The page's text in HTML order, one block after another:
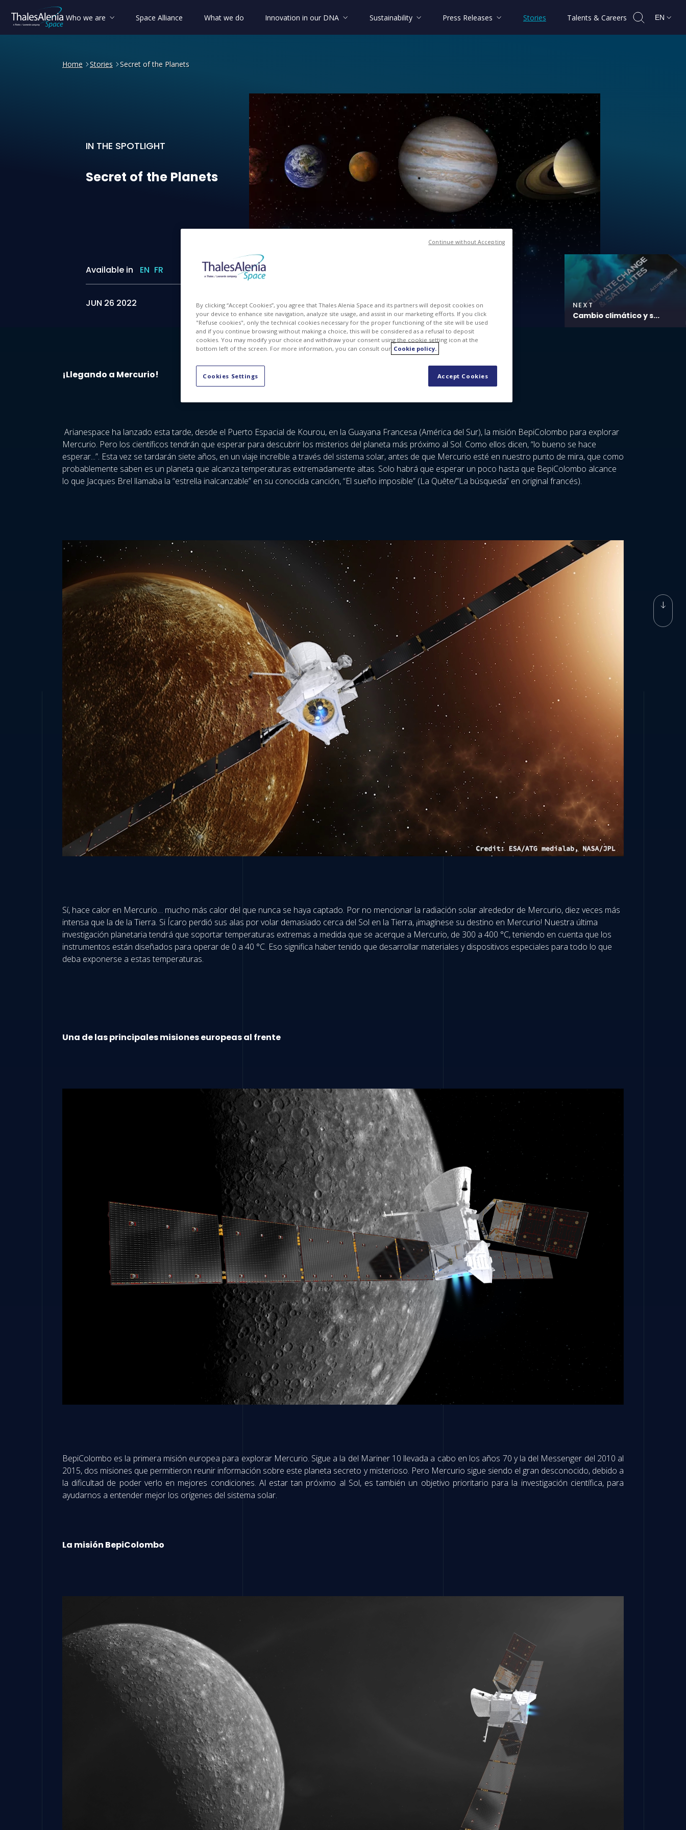
Who we are Space Alliance What we do Innovation in our DNA Sustainability Press Releases Stories Talents & Careers EN
Home Stories Secret of the Planets
IN THE SPOTLIGHT
Secret of the Planets
Secret of the Planets
Available in EN FR
JUN 26 2022 NEXT
Cambio climático y s...
¡Llegando a Mercurio!
Arianespace ha lanzado esta tarde, desde el Puerto Espacial de Kourou, en la Guayana Francesa (América del Sur), la misión BepiColombo para explorar
Mercurio. Pero los científicos tendrán que esperar para descubrir los misterios del planeta más próximo al Sol. Como ellos dicen, “lo bueno se hace
esperar...”. Esta vez se tardarán siete años, en un viaje increíble a través del sistema solar, antes de que Mercurio esté en nuestro punto de mira, que como
probablemente saben es un planeta que alcanza temperaturas extremadamente altas. Solo habrá que esperar un poco hasta que BepiColombo alcance
lo que Jacques Brel llamaba la “estrella inalcanzable” en su conocida canción, “El sueño imposible” (La Quête/”La búsqueda” en original francés).
Sí, hace calor en Mercurio… mucho más calor del que nunca se haya captado. Por no mencionar la radiación solar alrededor de Mercurio, diez veces más
intensa que la de la Tierra. Si Ícaro perdió sus alas por volar demasiado cerca del Sol en la Tierra, ¡imagínese su destino en Mercurio! Nuestra última
investigación planetaria tendrá que soportar temperaturas extremas a medida que se acerque a Mercurio, de 300 a 400 °C, teniendo en cuenta que los
instrumentos están diseñados para operar de 0 a 40 °C. Eso significa haber tenido que desarrollar materiales y dispositivos especiales para todo lo que
deba exponerse a estas temperaturas.
Una de las principales misiones europeas al frente
BepiColombo es la primera misión europea para explorar Mercurio. Sigue a la del Mariner 10 llevada a cabo en los años 70 y la del Messenger del 2010 al
2015, dos misiones que permitieron reunir información sobre este planeta secreto y misterioso. Pero Mercurio sigue siendo el gran desconocido, debido a
la dificultad de poder verlo en mejores condiciones. Al estar tan próximo al Sol, es también un objetivo prioritario para la investigación científica, para
ayudarnos a entender mejor los orígenes del sistema solar.
La misión BepiColombo
By clicking “Accept Cookies”, you agree that Thales Alenia Space and its partners will deposit cookies on
your device to enhance site navigation, analyze site usage, and assist in our marketing efforts. If you click
"Refuse cookies", only the technical cookies necessary for the proper functioning of the site will be used
and if you continue browsing without making a choice, this will be considered as a refusal to deposit
cookies. You may modify your choice and withdraw your consent using the cookie setting icon at the
bottom left of the screen. For more information, you can consult our Cookie policy.
Cookies Settings Accept Cookies
Continue without Accepting